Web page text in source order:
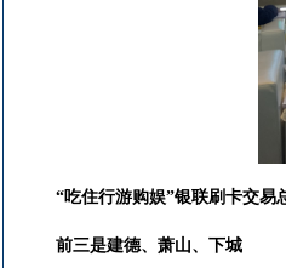
“吃住行游购娱”银联刷卡交易
前三是建德、萧山、下城